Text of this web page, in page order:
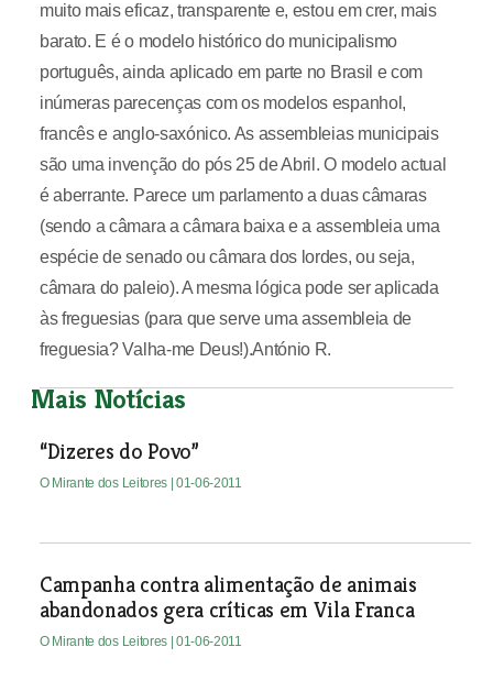
muito mais eficaz, transparente e, estou em crer, mais
barato. E é o modelo histórico do municipalismo
português, ainda aplicado em parte no Brasil e com
inúmeras parecenças com os modelos espanhol,
francês e anglo-saxónico. As assembleias municipais
são uma invenção do pós 25 de Abril. O modelo actual
é aberrante. Parece um parlamento a duas câmaras
(sendo a câmara a câmara baixa e a assembleia uma
espécie de senado ou câmara dos lordes, ou seja,
câmara do paleio). A mesma lógica pode ser aplicada
às freguesias (para que serve uma assembleia de
freguesia? Valha-me Deus!).António R.
Mais Notícias
“Dizeres do Povo”
O Mirante dos Leitores | 01-06-2011
Campanha contra alimentação de animais
abandonados gera críticas em Vila Franca
O Mirante dos Leitores | 01-06-2011